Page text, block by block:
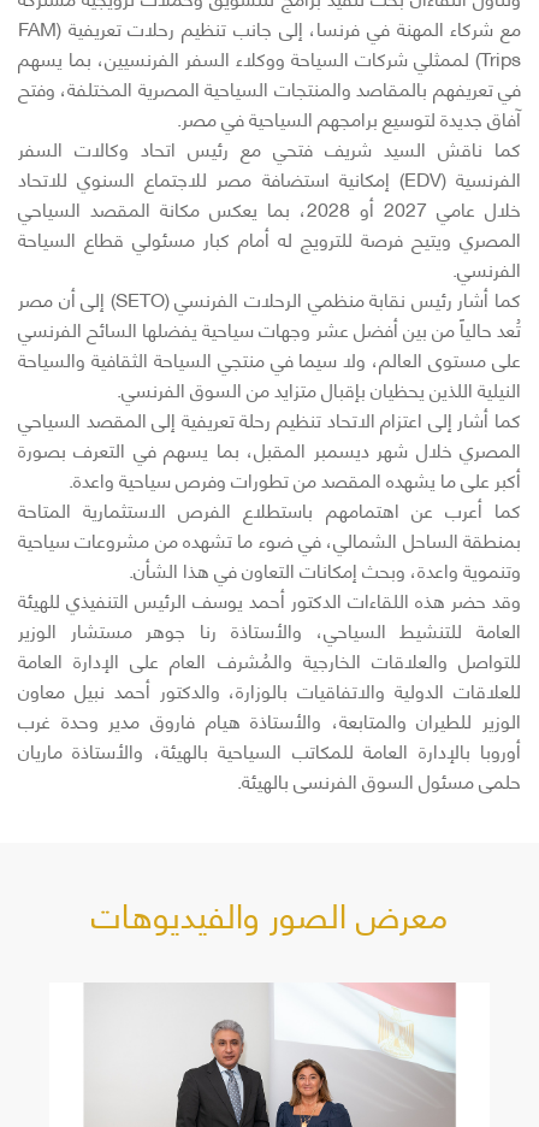
مع شركاء المهنة في فرنسا، إلى جانب تنظيم رحلات تعريفية (FAM
Trips) لممثلي شركات السياحة ووكلاء السفر الفرنسيين، بما يسهم
في تعريفهم بالمقاصد والمنتجات السياحية المصرية المختلفة، وفتح
آفاق جديدة لتوسيع برامجهم السياحية في مصر.
كما ناقش السيد شريف فتحي مع رئيس اتحاد وكالات السفر
الفرنسية (EDV) إمكانية استضافة مصر للاجتماع السنوي للاتحاد
خلال عامي 2027 أو 2028، بما يعكس مكانة المقصد السياحي
المصري ويتيح فرصة للترويج له أمام كبار مسئولي قطاع السياحة
الفرنسي.
كما أشار رئيس نقابة منظمي الرحلات الفرنسي (SETO) إلى أن مصر
تُعد حالياً من بين أفضل عشر وجهات سياحية يفضلها السائح الفرنسي
على مستوى العالم، ولا سيما في منتجي السياحة الثقافية والسياحة
النيلية اللذين يحظيان بإقبال متزايد من السوق الفرنسي.
كما أشار إلى اعتزام الاتحاد تنظيم رحلة تعريفية إلى المقصد السياحي
المصري خلال شهر ديسمبر المقبل، بما يسهم في التعرف بصورة
أكبر على ما يشهده المقصد من تطورات وفرص سياحية واعدة.
كما أعرب عن اهتمامهم باستطلاع الفرص الاستثمارية المتاحة
بمنطقة الساحل الشمالي، في ضوء ما تشهده من مشروعات سياحية
وتنموية واعدة، وبحث إمكانات التعاون في هذا الشأن.
وقد حضر هذه اللقاءات الدكتور أحمد يوسف الرئيس التنفيذي للهيئة
العامة للتنشيط السياحي، والأستاذة رنا جوهر مستشار الوزير
للتواصل والعلاقات الخارجية والمُشرف العام على الإدارة العامة
للعلاقات الدولية والاتفاقيات بالوزارة، والدكتور أحمد نبيل معاون
الوزير للطيران والمتابعة، والأستاذة هيام فاروق مدير وحدة غرب
أوروبا بالإدارة العامة للمكاتب السياحية بالهيئة، والأستاذة ماريان
حلمى مسئول السوق الفرنسى بالهيئة.
معرض الصور والفيديوهات